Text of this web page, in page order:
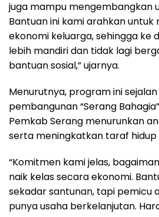
juga mampu mengembangkan
Bantuan ini kami arahkan
ekonomi keluarga, sehingga ke
lebih mandiri dan tidak lagi
bantuan sosial,” ujarnya.
Menurutnya, program ini
pembangunan “Serang
Pemkab Serang menurunkan
serta meningkatkan taraf hidup
“Komitmen kami jelas,
naik kelas secara ekonomi.
sekadar santunan, tapi pemicu
punya usaha berkelanjutan.